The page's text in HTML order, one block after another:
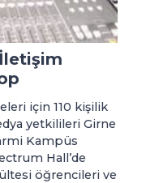
için 110 kişilik
yetkilileri Girne
Kampüs
Hall’de
öğrencileri ve